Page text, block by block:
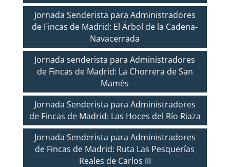
Jornada Senderista para Administradores
de Fincas de Madrid: El Árbol de la Cadena-
Navacerrada
Jornada senderista para Administradores
de Fincas de Madrid: La Chorrera de San
Mamés
Jornada Senderista para Administradores
de Fincas de Madrid: Las Hoces del Río Riaza
Jornada Senderista para Administradores
de Fincas de Madrid: Ruta Las Pesquerías
Reales de Carlos III